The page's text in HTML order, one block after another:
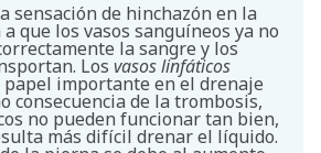
sensación de hinchazón en la
que los vasos sanguíneos ya no
la sangre y los
Los vasos linfáticos
papel importante en el drenaje
consecuencia de la trombosis,
no pueden funcionar tan bien,
más difícil drenar el líquido.